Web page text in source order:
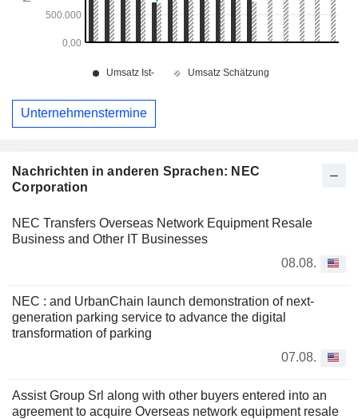
Nachrichten in anderen Sprachen: NEC
Corporation
NEC Transfers Overseas Network Equipment Resale
Business and Other IT Businesses
08.08.
NEC : and UrbanChain launch demonstration of next-
generation parking service to advance the digital
transformation of parking
07.08.
Assist Group Srl along with other buyers entered into an
agreement to acquire Overseas network equipment resale
Unternehmenstermine